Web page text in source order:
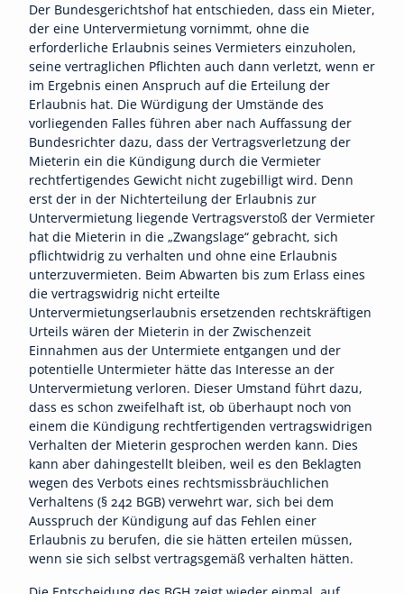
Der Bundesgerichtshof hat entschieden, dass ein Mieter,
der eine Untervermietung vornimmt, ohne die
erforderliche Erlaubnis seines Vermieters einzuholen,
seine vertraglichen Pflichten auch dann verletzt, wenn er
im Ergebnis einen Anspruch auf die Erteilung der
Erlaubnis hat. Die Würdigung der Umstände des
vorliegenden Falles führen aber nach Auffassung der
Bundesrichter dazu, dass der Vertragsverletzung der
Mieterin ein die Kündigung durch die Vermieter
rechtfertigendes Gewicht nicht zugebilligt wird. Denn
erst der in der Nichterteilung der Erlaubnis zur
Untervermietung liegende Vertragsverstoß der Vermieter
hat die Mieterin in die „Zwangslage“ gebracht, sich
pflichtwidrig zu verhalten und ohne eine Erlaubnis
unterzuvermieten. Beim Abwarten bis zum Erlass eines
die vertragswidrig nicht erteilte
Untervermietungserlaubnis ersetzenden rechtskräftigen
Urteils wären der Mieterin in der Zwischenzeit
Einnahmen aus der Untermiete entgangen und der
potentielle Untermieter hätte das Interesse an der
Untervermietung verloren. Dieser Umstand führt dazu,
dass es schon zweifelhaft ist, ob überhaupt noch von
einem die Kündigung rechtfertigenden vertragswidrigen
Verhalten der Mieterin gesprochen werden kann. Dies
kann aber dahingestellt bleiben, weil es den Beklagten
wegen des Verbots eines rechtsmissbräuchlichen
Verhaltens (§ 242 BGB) verwehrt war, sich bei dem
Ausspruch der Kündigung auf das Fehlen einer
Erlaubnis zu berufen, die sie hätten erteilen müssen,
wenn sie sich selbst vertragsgemäß verhalten hätten.